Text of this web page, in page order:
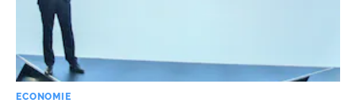
ECONOMIE